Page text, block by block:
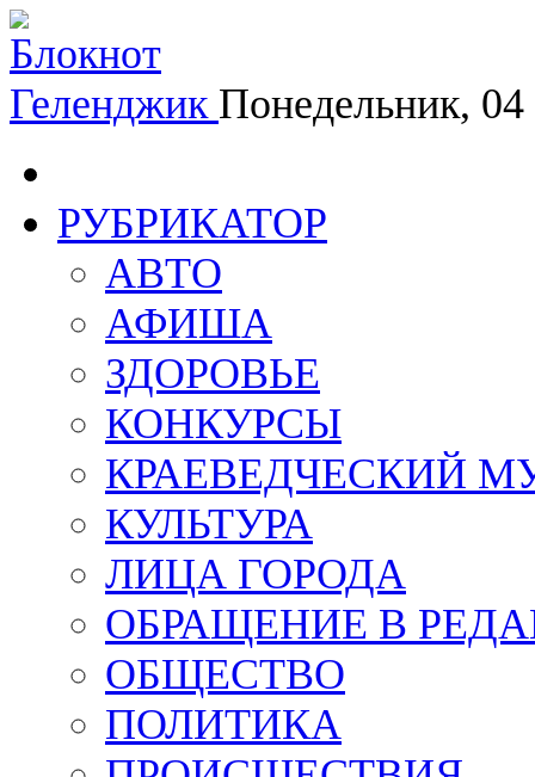
Геленджик Понедельник,
РУБРИКАТОР
АВТО
АФИША
ЗДОРОВЬЕ
КОНКУРСЫ
КРАЕВЕДЧЕСКИЙ
КУЛЬТУРА
ЛИЦА ГОРОДА
ОБРАЩЕНИЕ В
ОБЩЕСТВО
ПОЛИТИКА